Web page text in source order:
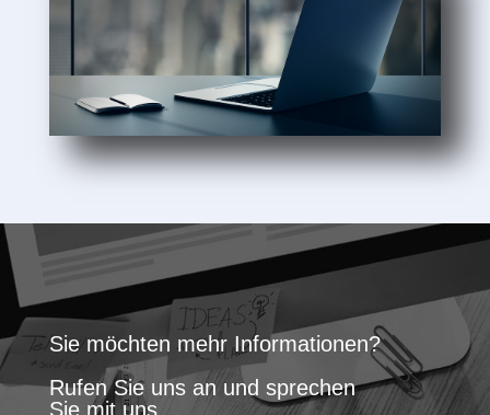
Sie möchten mehr Informationen?
Rufen Sie uns an und sprechen
Sie mit uns.